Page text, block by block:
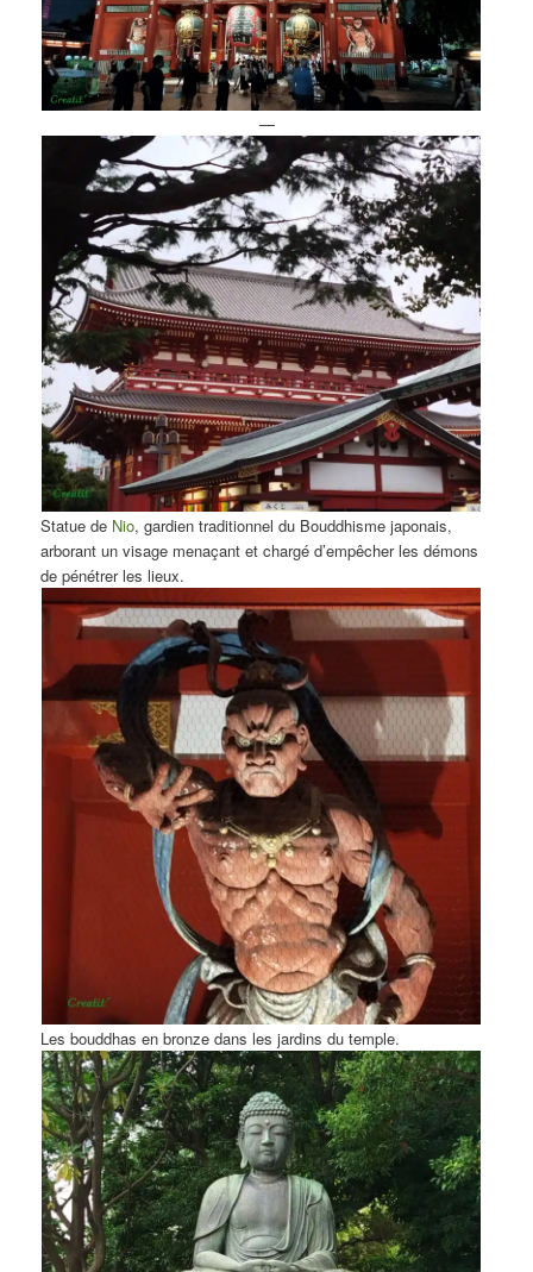
—
Statue de Nio, gardien traditionnel du Bouddhisme japonais,
arborant un visage menaçant et chargé d’empêcher les démons
de pénétrer les lieux.
Les bouddhas en bronze dans les jardins du temple.